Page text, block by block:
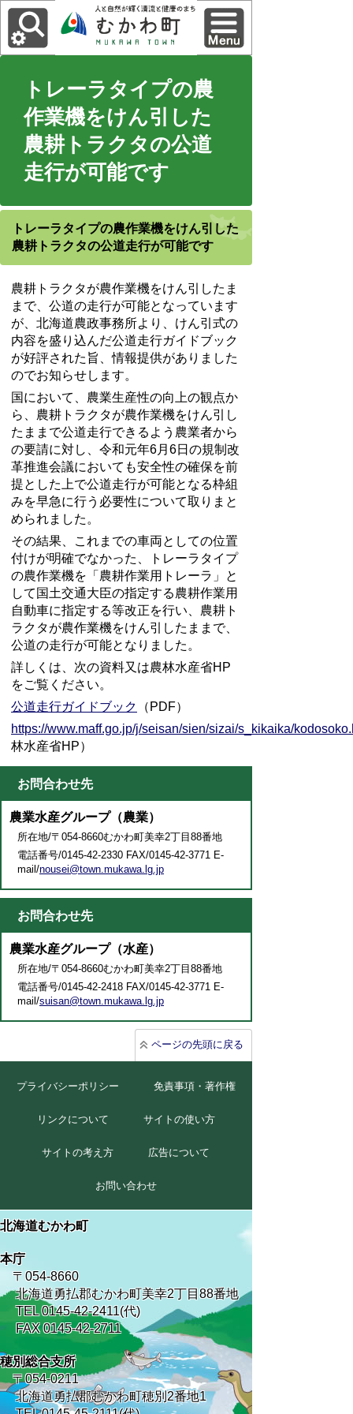
トレーラタイプの農
作業機をけん引した
農耕トラクタの公道
走行が可能です
トレーラタイプの農作業機をけん引した
農耕トラクタの公道走行が可能です
農耕トラクタが農作業機をけん引したま
まで、公道の走行が可能となっています
が、北海道農政事務所より、けん引式の
内容を盛り込んだ公道走行ガイドブック
が好評された旨、情報提供がありました
のでお知らせします。
国において、農業生産性の向上の観点か
ら、農耕トラクタが農作業機をけん引し
たままで公道走行できるよう農業者から
の要請に対し、令和元年6月6日の規制改
革推進会議においても安全性の確保を前
提とした上で公道走行が可能となる枠組
みを早急に行う必要性について取りまと
められました。
その結果、これまでの車両としての位置
付けが明確でなかった、トレーラタイプ
の農作業機を「農耕作業用トレーラ」と
して国土交通大臣の指定する農耕作業用
自動車に指定する等改正を行い、農耕ト
ラクタが農作業機をけん引したままで、
公道の走行が可能となりました。
詳しくは、次の資料又は農林水産省HP
をご覧ください。
公道走行ガイドブック
（PDF）
https://www.maff.go.jp/j/seisan/sien/sizai/s_kikaika/
林水産省HP）
お問合わせ先
農業水産グループ（農業）
所在地/〒054-8660むかわ町美幸2丁目88番地
電話番号/0145-42-2330 FAX/0145-42-3771 E-
mail/nousei@town.mukawa.lg.jp
お問合わせ先
農業水産グループ（水産）
所在地/〒054-8660むかわ町美幸2丁目88番地
電話番号/0145-42-2418 FAX/0145-42-3771 E-
mail/suisan@town.mukawa.lg.jp
ページの先頭に戻る
プライバシーポリシー 免責事項・著作権
リンクについて サイトの使い方
サイトの考え方 広告について
お問い合わせ
北海道むかわ町
本庁
〒054-8660
北海道勇払郡むかわ町美幸2丁目88番地
TEL 0145-42-2411(代)
FAX 0145-42-2711
穂別総合支所
〒054-0211
北海道勇払郡むかわ町穂別2番地1